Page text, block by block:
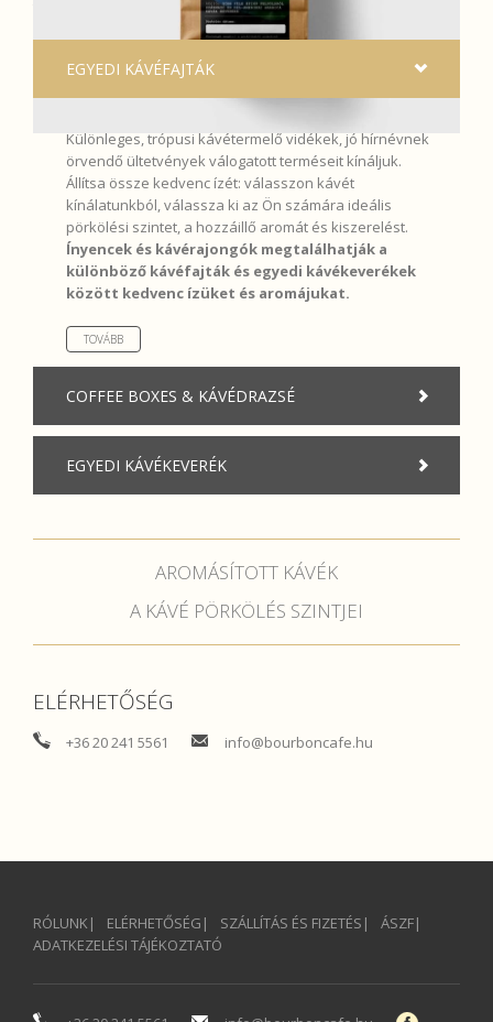
EGYEDI KÁVÉFAJTÁK
Különleges, trópusi kávétermelő vidékek, jó hírnévnek
örvendő ültetvények válogatott terméseit kínáljuk.
Állítsa össze kedvenc ízét: válasszon kávét
kínálatunkból, válassza ki az Ön számára ideális
pörkölési szintet, a hozzáillő aromát és kiszerelést.
Ínyencek és kávérajongók megtalálhatják a
különböző kávéfajták és egyedi kávékeverékek
között kedvenc ízüket és aromájukat.
TOVÁBB
COFFEE BOXES & KÁVÉDRAZSÉ
EGYEDI KÁVÉKEVERÉK
AROMÁSÍTOTT KÁVÉK
A KÁVÉ PÖRKÖLÉS SZINTJEI
ELÉRHETŐSÉG
+36 20 241 5561 info@bourboncafe.hu
RÓLUNK ELÉRHETŐSÉG SZÁLLÍTÁS ÉS FIZETÉS
ÁSZF
ADATKEZELÉSI TÁJÉKOZTATÓ